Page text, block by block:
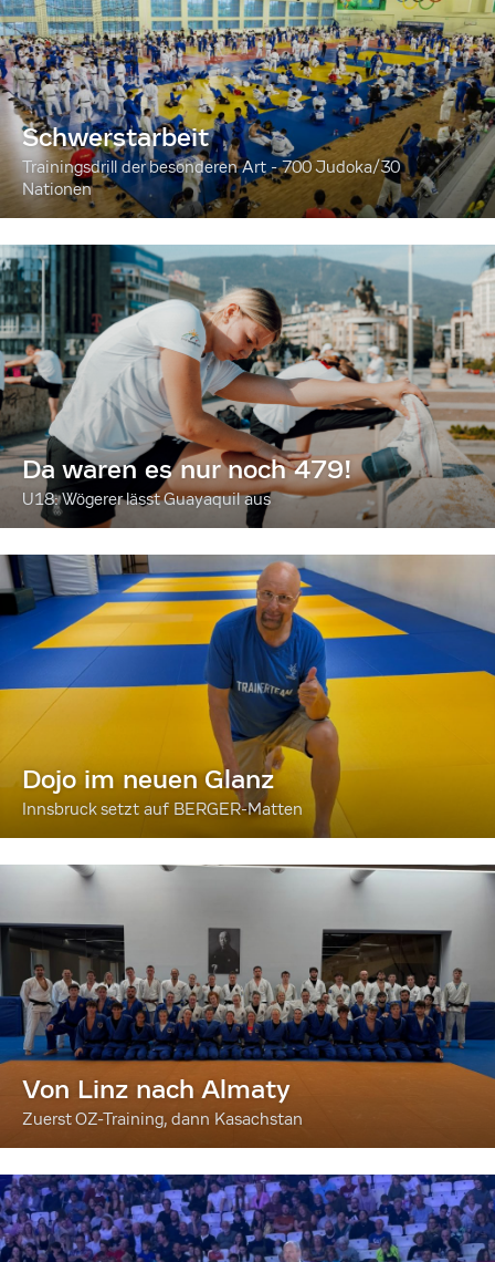
Schwerstarbeit
Trainingsdrill der besonderen Art - 700 Judoka/30
Nationen
Da waren es nur noch 479!
U18: Wögerer lässt Guayaquil aus
Dojo im neuen Glanz
Innsbruck setzt auf BERGER-Matten
Von Linz nach Almaty
Zuerst OZ-Training, dann Kasachstan